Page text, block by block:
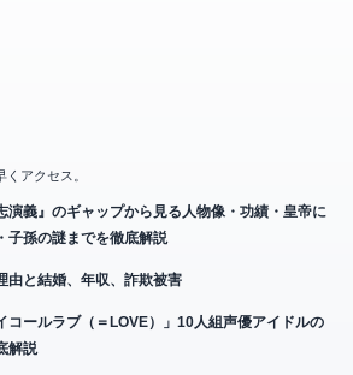
アクセス。
演義』のギャップから見る人物像・功績・皇帝に
子孫の謎までを徹底解説
由と結婚、年収、詐欺被害
コールラブ（＝LOVE）」10人組声優アイドルの
解説